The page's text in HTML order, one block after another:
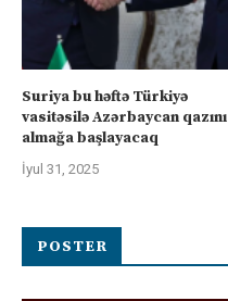
Suriya bu həftə Türkiyə
vasitəsilə Azərbaycan qazını
almağa başlayacaq
İyul 31, 2025
POSTER